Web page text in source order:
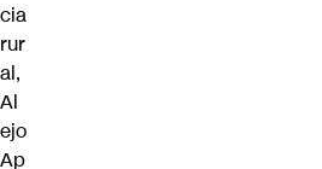
cia
rur
al,
Al
ejo
Ap